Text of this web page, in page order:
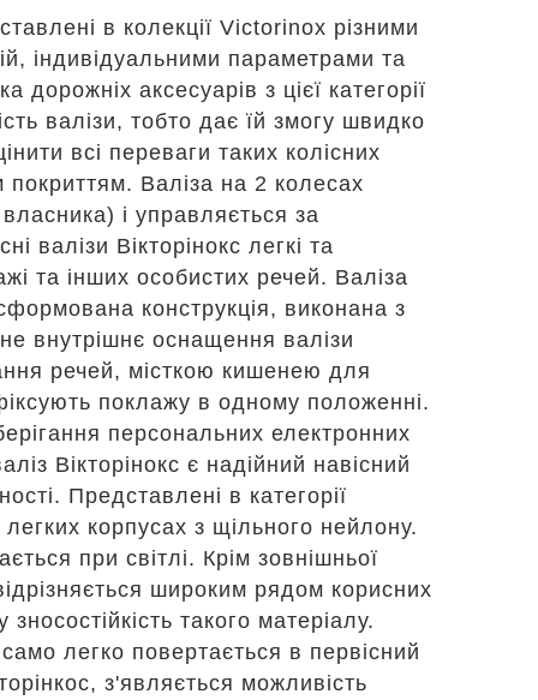
в колекції Victorinox різними
індивідуальними параметрами та
аксесуарів з цієї категорії
валізи, тобто дає їй змогу швидко
всі переваги таких колісних
Валіза на 2 колесах
і управляється за
валізи Вікторінокс легкі та
та інших особистих речей. Валіза
конструкція, виконана з
внутрішнє оснащення валізи
речей, місткою кишенею для
поклажу в одному положенні.
персональних електронних
Вікторінокс є надійний навісний
Представлені в категорії
корпусах з щільного нейлону.
при світлі. Крім зовнішньої
широким рядом корисних
такого матеріалу.
легко повертається в первісний
з'являється можливість